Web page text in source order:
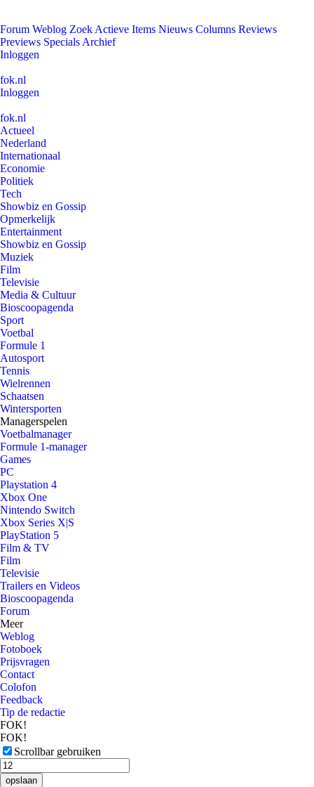
Forum Weblog Zoek Actieve Items Nieuws Columns Reviews
Previews Specials Archief
Inloggen
fok.nl
Inloggen
fok.nl
Actueel
Nederland
Internationaal
Economie
Politiek
Tech
Showbiz en Gossip
Opmerkelijk
Entertainment
Showbiz en Gossip
Muziek
Film
Televisie
Media & Cultuur
Bioscoopagenda
Sport
Voetbal
Formule 1
Autosport
Tennis
Wielrennen
Schaatsen
Wintersporten
Managerspelen
Voetbalmanager
Formule 1-manager
Games
PC
Playstation 4
Xbox One
Nintendo Switch
Xbox Series X|S
PlayStation 5
Film & TV
Film
Televisie
Trailers en Videos
Bioscoopagenda
Forum
Meer
Weblog
Fotoboek
Prijsvragen
Contact
Colofon
Feedback
Tip de redactie
FOK!
FOK!
Scrollbar gebruiken
opslaan